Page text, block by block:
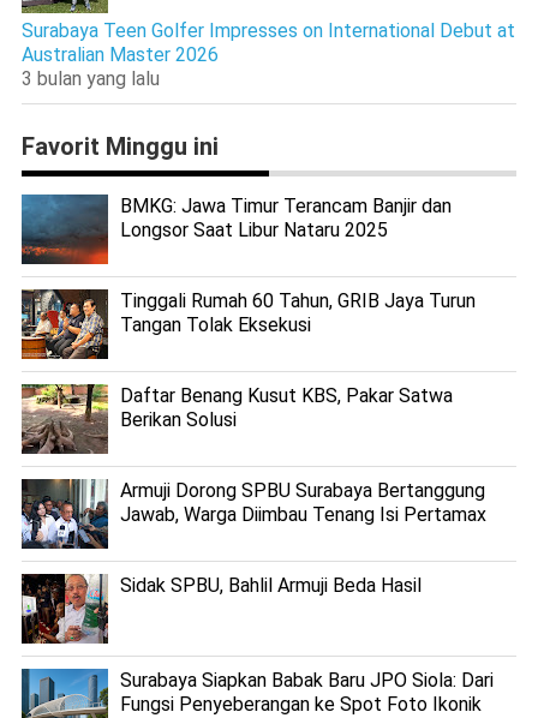
Surabaya Teen Golfer Impresses on International Debut at
Australian Master 2026
3 bulan yang lalu
Favorit Minggu ini
BMKG: Jawa Timur Terancam Banjir dan
Longsor Saat Libur Nataru 2025
Tinggali Rumah 60 Tahun, GRIB Jaya Turun
Tangan Tolak Eksekusi
Daftar Benang Kusut KBS, Pakar Satwa
Berikan Solusi
Armuji Dorong SPBU Surabaya Bertanggung
Jawab, Warga Diimbau Tenang Isi Pertamax
Sidak SPBU, Bahlil Armuji Beda Hasil
Surabaya Siapkan Babak Baru JPO Siola: Dari
Fungsi Penyeberangan ke Spot Foto Ikonik